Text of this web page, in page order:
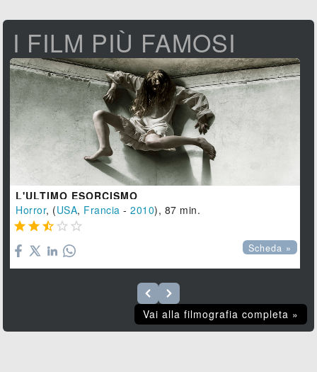
I FILM PIÙ FAMOSI
L'ULTIMO ESORCISMO
Horror, (USA, Francia -2010), 87 min.
    
Scheda »
Vai alla filmografia completa »